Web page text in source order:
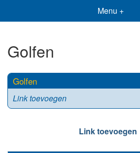
Menu +
Golfen
Golfen
Link toevoegen
Link toevoegen